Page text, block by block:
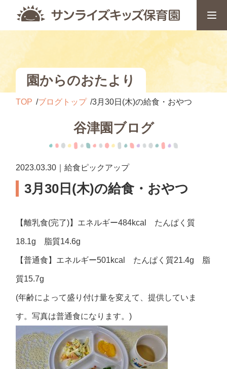
園からのおたより
TOP ブログトップ 3月30日(木)の給食・おやつ
谷津園ブログ
2023.03.30｜給食ピックアップ
3月30日(木)の給食・おやつ
【離乳食(完了)】エネルギー484kcal たんぱく質
18.1g 脂質14.6g
【普通食】エネルギー501kcal たんぱく質21.4g 脂
質15.7g
(年齢によって盛り付け量を変えて、提供していま
す。写真は普通食になります。)